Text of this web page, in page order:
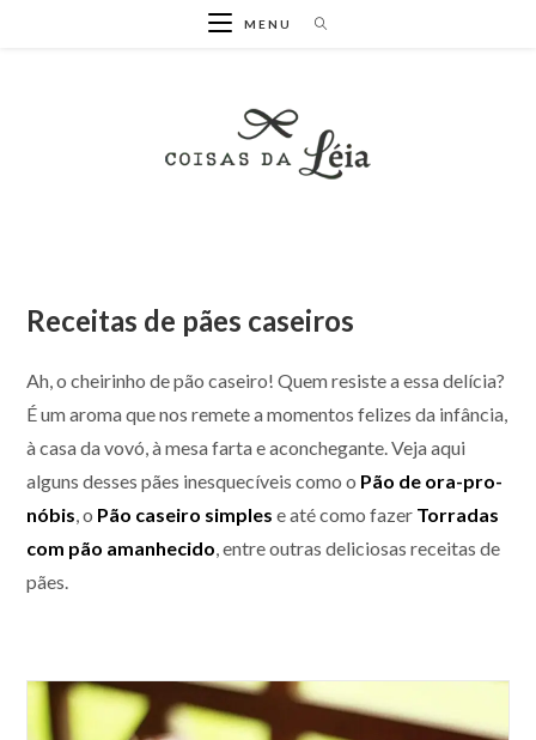
MENU
Receitas de pães caseiros
Ah, o cheirinho de pão caseiro! Quem resiste a essa delícia?
É um aroma que nos remete a momentos felizes da infância,
à casa da vovó, à mesa farta e aconchegante. Veja aqui
alguns desses pães inesquecíveis como o Pão de ora-pro-
nóbis, o Pão caseiro simples e até como fazer Torradas
com pão amanhecido, entre outras deliciosas receitas de
pães.